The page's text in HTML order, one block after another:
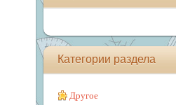
Категории раздела
Другое